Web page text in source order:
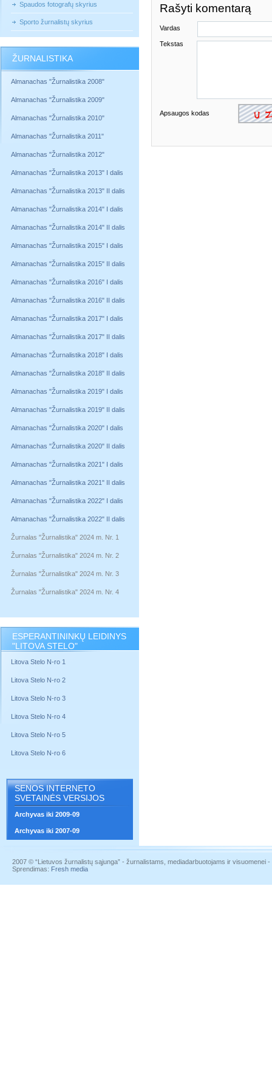
Spaudos fotografų skyrius
Sporto žurnalistų skyrius
ŽURNALISTIKA
Almanachas "Žurnalistika 2008"
Almanachas "Žurnalistika 2009"
Almanachas "Žurnalistika 2010"
Almanachas "Žurnalistika 2011"
Almanachas "Žurnalistika 2012"
Almanachas "Žurnalistika 2013" I dalis
Almanachas "Žurnalistika 2013" II dalis
Almanachas "Žurnalistika 2014" I dalis
Almanachas "Žurnalistika 2014" II dalis
Almanachas "Žurnalistika 2015" I dalis
Almanachas "Žurnalistika 2015" II dalis
Almanachas "Žurnalistika 2016" I dalis
Almanachas "Žurnalistika 2016" II dalis
Almanachas "Žurnalistika 2017" I dalis
Almanachas "Žurnalistika 2017" II dalis
Almanachas "Žurnalistika 2018" I dalis
Almanachas "Žurnalistika 2018" II dalis
Almanachas "Žurnalistika 2019" I dalis
Almanachas "Žurnalistika 2019" II dalis
Almanachas "Žurnalistika 2020" I dalis
Almanachas "Žurnalistika 2020" II dalis
Almanachas "Žurnalistika 2021" I dalis
Almanachas "Žurnalistika 2021" II dalis
Almanachas "Žurnalistika 2022" I dalis
Almanachas "Žurnalistika 2022" II dalis
Žurnalas "Žurnalistika" 2024 m. Nr. 1
Žurnalas "Žurnalistika" 2024 m. Nr. 2
Žurnalas "Žurnalistika" 2024 m. Nr. 3
Žurnalas "Žurnalistika" 2024 m. Nr. 4
ESPERANTININKŲ LEIDINYS
"LITOVA STELO"
Litova Stelo N-ro 1
Litova Stelo N-ro 2
Litova Stelo N-ro 3
Litova Stelo N-ro 4
Litova Stelo N-ro 5
Litova Stelo N-ro 6
SENOS INTERNETO
SVETAINĖS VERSIJOS
Archyvas iki 2009-09
Archyvas iki 2007-09
Rašyti komentarą
Vardas
Tekstas
Apsaugos kodas
2007 © “Lietuvos žurnalistų sąjunga” - žurnalistams, mediadarbuotojams ir visuomenei
Sprendimas: Fresh media